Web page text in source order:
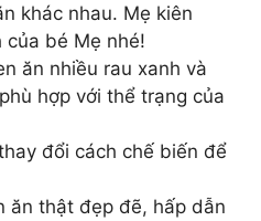
khác nhau. Mẹ kiên
của bé Mẹ nhé!
ăn nhiều rau xanh và
hợp với thể trạng của
đổi cách chế biến để
ăn thật đẹp đẽ, hấp dẫn